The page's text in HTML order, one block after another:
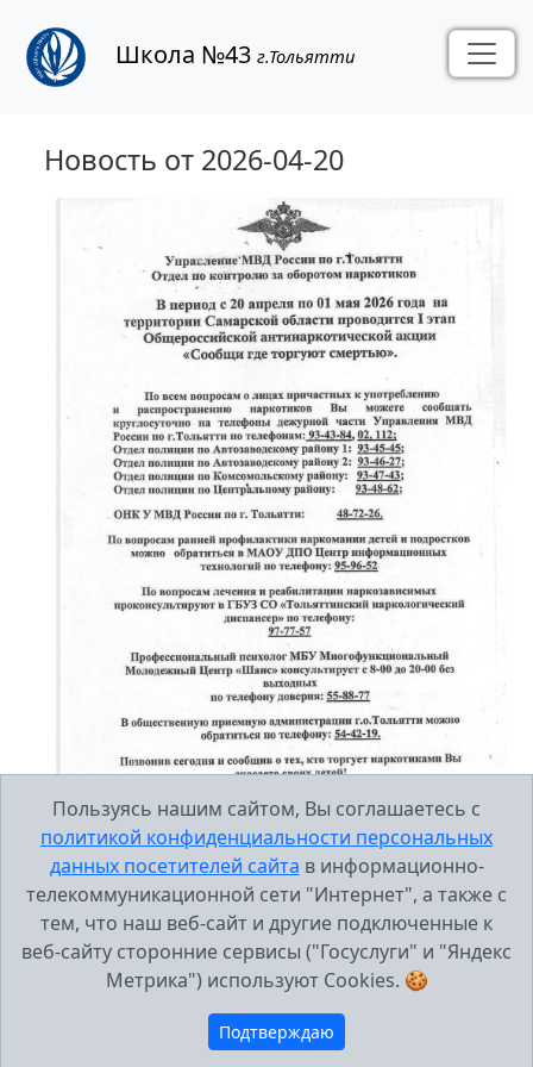
Школа №43 г.Тольятти
Новость от 2026-04-20
Пользуясь нашим сайтом, Вы соглашаетесь с
политикой конфиденциальности персональных
данных посетителей сайта в информационно-
телекоммуникационной сети "Интернет", а также с
тем, что наш веб-сайт и другие подключенные к
веб-сайту сторонние сервисы ("Госуслуги" и "Яндекс
Метрика") используют Cookies. 🍪
Подтверждаю